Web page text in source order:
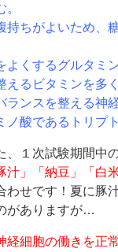
ちがよいため、
よくするグルタミ
るビタミンを多く
ンスを整える神
ノ酸であるトリプ
、１次試験期間中
汁」「納豆」「白
わせです！夏に豚
がありますが…
経細胞の働きを正